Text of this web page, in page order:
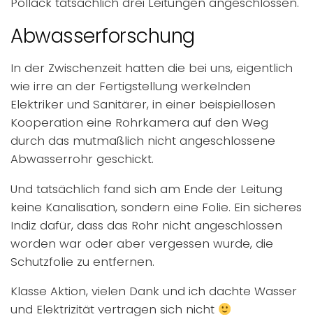
Abwasserforschung
In der Zwischenzeit hatten die bei uns, eigentlich
wie irre an der Fertigstellung werkelnden
Elektriker und Sanitärer, in einer beispiellosen
Kooperation eine Rohrkamera auf den Weg
durch das mutmaßlich nicht angeschlossene
Abwasserrohr geschickt.
Und tatsächlich fand sich am Ende der Leitung
keine Kanalisation, sondern eine Folie. Ein sicheres
Indiz dafür, dass das Rohr nicht angeschlossen
worden war oder aber vergessen wurde, die
Schutzfolie zu entfernen.
Klasse Aktion, vielen Dank und ich dachte Wasser
und Elektrizität vertragen sich nicht